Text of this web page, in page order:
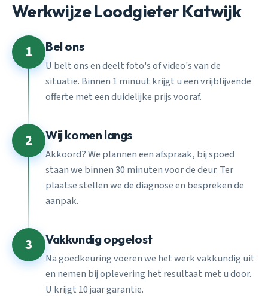
Werkwijze Loodgieter Katwijk
1 Bel ons
U belt ons en deelt foto's of video's van de
situatie. Binnen 1 minuut krijgt u een vrijblijvende
offerte met een duidelijke prijs vooraf.
2 Wij komen langs
Akkoord? We plannen een afspraak, bij spoed
staan we binnen 30 minuten voor de deur. Ter
plaatse stellen we de diagnose en bespreken de
aanpak.
3 Vakkundig opgelost
Na goedkeuring voeren we het werk vakkundig uit
en nemen bij oplevering het resultaat met u door.
U krijgt 10 jaar garantie.